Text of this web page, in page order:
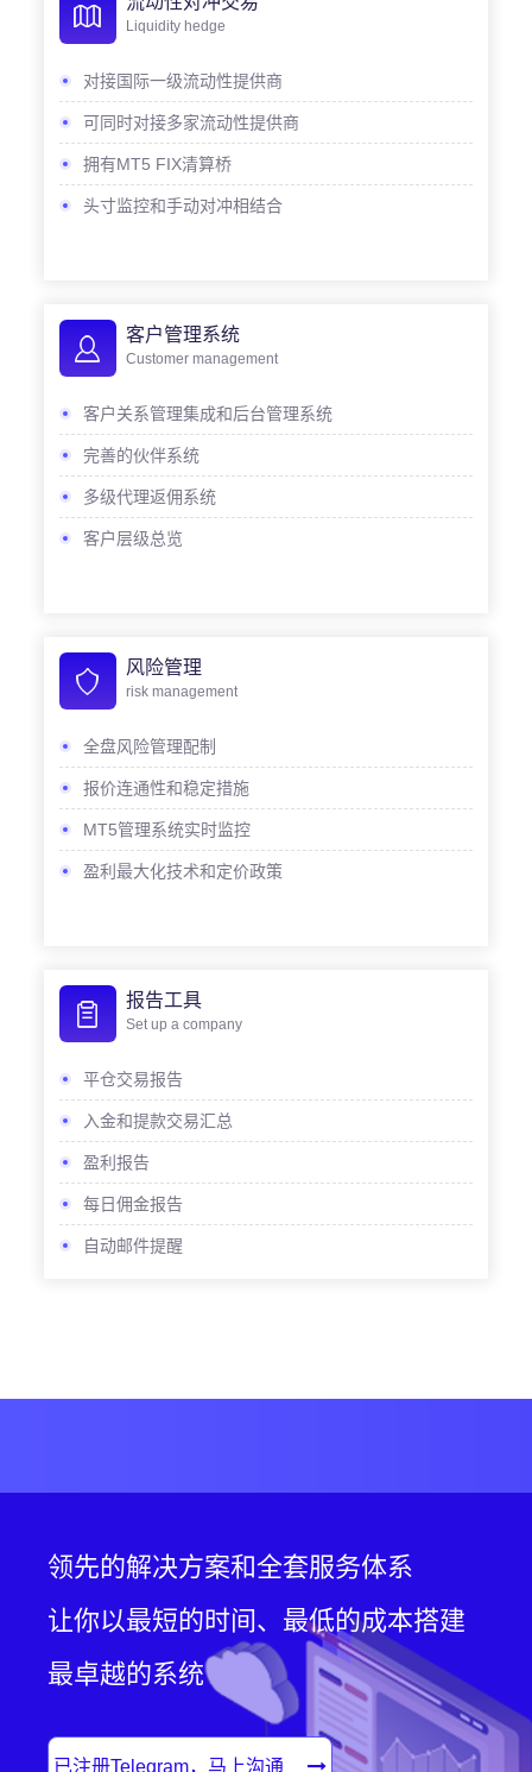
Liquidity hedge
对接国际一级流动性提供商
可同时对接多家流动性提供商
拥有MT5 FIX清算桥
头寸监控和手动对冲相结合
客户管理系统
Customer management
客户关系管理集成和后台管理系统
完善的伙伴系统
多级代理返佣系统
客户层级总览
风险管理
risk management
全盘风险管理配制
报价连通性和稳定措施
MT5管理系统实时监控
盈利最大化技术和定价政策
报告工具
Set up a company
平仓交易报告
入金和提款交易汇总
盈利报告
每日佣金报告
自动邮件提醒
领先的解决方案和全套服务体系
让你以最短的时间、最低的成本搭建
最卓越的系统
已注册Telegram，马上沟通